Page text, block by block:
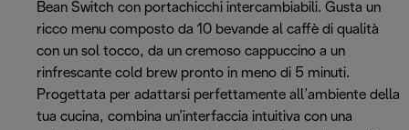
Bean Switch con portachicchi intercambiabili. Gusta un
ricco menu composto da 10 bevande al caffè di qualità
con un sol tocco, da un cremoso cappuccino a un
rinfrescante cold brew pronto in meno di 5 minuti.
Progettata per adattarsi perfettamente all’ambiente della
tua cucina, combina un’interfaccia intuitiva con una